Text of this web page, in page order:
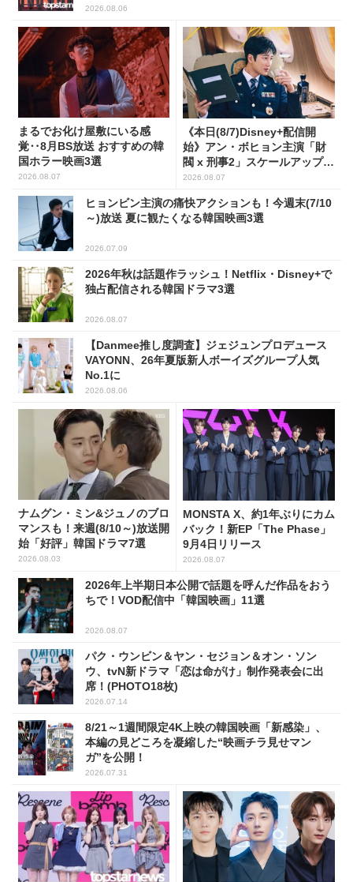
2026.08.06
まるでお化け屋敷にいる感
覚‥8月BS放送 おすすめの韓
国ホラー映画3選
2026.08.07
《本日(8/7)Disney+配信開
始》アン・ボヒョン主演「財
閥 x 刑事2」スケールアップし
たFLEX捜査に注目
2026.08.07
ヒョンビン主演の痛快アクションも！今週末(7/10
～)放送 夏に観たくなる韓国映画3選
2026.07.09
2026年秋は話題作ラッシュ！Netflix・Disney+で
独占配信される韓国ドラマ3選
2026.08.07
【Danmee推し度調査】ジェジュンプロデュース
VAYONN、26年夏版新人ボーイズグループ人気
No.1に
2026.08.06
ナムグン・ミン&ジュノのブロ
マンスも！来週(8/10～)放送開
始「好評」韓国ドラマ7選
2026.08.03
MONSTA X、約1年ぶりにカム
バック！新EP「The Phase」
9月4日リリース
2026.08.07
2026年上半期日本公開で話題を呼んだ作品をおう
ちで！VOD配信中「韓国映画」11選
2026.08.07
パク・ウンビン＆ヤン・セジョン＆オン・ソン
ウ、tvN新ドラマ「恋は命がけ」制作発表会に出
席！(PHOTO18枚)
2026.07.14
8/21～1週間限定4K上映の韓国映画「新感染」、
本編の見どころを凝縮した“映画チラ見せマン
ガ”を公開！
2026.07.31